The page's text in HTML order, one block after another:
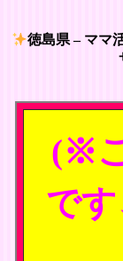
徳島県 – ママ
(※
です